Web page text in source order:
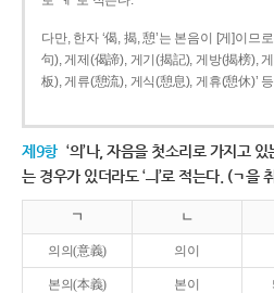
다만, 한자 ‘偈, 揭, 憩’는 본음이 [게]이므
句), 게제(偈諦), 게기(揭記), 게방(揭榜),
板), 게류(憩流), 게식(憩息), 게휴(憩休)’
제9항 ‘의’나, 자음을 첫소리로 가지고 있
는 경우가 있더라도 ‘ㅢ’로 적는다. (ㄱ을
ㄱ ㄴ
의의(意義) 의이
본의(本義) 본이